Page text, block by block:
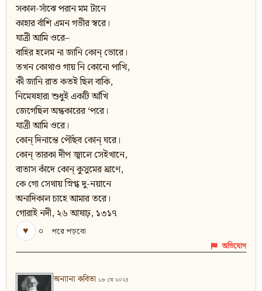
সকাল-সাঁঝে পরান মম টানে
কাহার বাঁশি এমন গভীর স্বরে।
যাত্রী আমি ওরে–
বাহির হলেম না জানি কোন্‌ ভোরে।
তখন কোথাও গায় নি কোনো পাখি,
কী জানি রাত কতই ছিল বাকি,
নিমেষহারা শুধুই একটি আঁখি
জেগেছিল অন্ধকারের ‘পরে।
যাত্রী আমি ওরে।
কোন্‌ দিনান্তে পৌঁছব কোন্‌ ঘরে।
কোন্‌ তারকা দীপ জ্বালে সেইখানে,
বাতাস কাঁদে কোন্‌ কুসুমের ঘ্রাণে,
কে গো সেথায় স্নিগ্ধ দু-নয়ানে
অনাদিকাল চাহে আমার তরে।
গোরাই নদী, ২৬ আষাঢ়, ১৩১৭
♥
০ পরে পড়বো
অভিযোগ
অন্যান্য কবিতা ১৮ মে ২০২৪